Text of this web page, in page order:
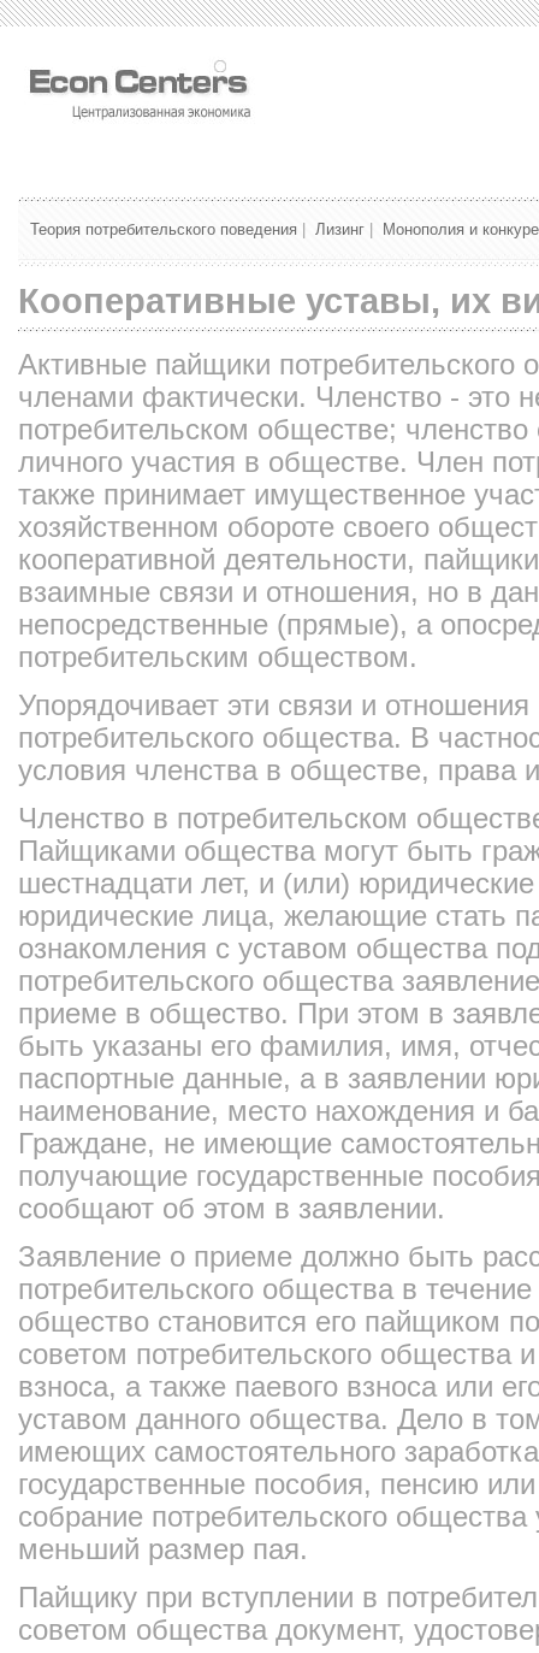
Теория потребительского поведения Лизинг Монополия и
Кооперативные уставы, их
Активные пайщики потребительского
членами фактически. Членство - это
потребительском обществе;
личного участия в обществе. Член
также принимает имущественное
хозяйственном обороте своего
кооперативной деятельности,
взаимные связи и отношения, но в
непосредственные (прямые), а
потребительским обществом.
Упорядочивает эти связи и отношения
потребительского общества. В
условия членства в обществе, права
Членство в потребительском
Пайщиками общества могут быть
шестнадцати лет, и (или)
юридические лица, желающие стать
ознакомления с уставом общества
потребительского общества
приеме в общество. При этом в
быть указаны его фамилия, имя,
паспортные данные, а в заявлении
наименование, место нахождения и
Граждане, не имеющие
получающие государственные
сообщают об этом в заявлении.
Заявление о приеме должно быть
потребительского общества в
общество становится его пайщиком
советом потребительского общества
взноса, а также паевого взноса или
уставом данного общества. Дело в
имеющих самостоятельного
государственные пособия, пенсию
собрание потребительского общества
меньший размер пая.
Пайщику при вступлении в
советом общества документ,